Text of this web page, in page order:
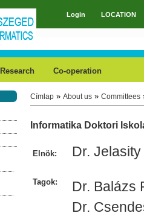
Main menu
Login LOCATION
Research Co-operation
You are here
Címlap » About us » Committees
Informatika Doktori
Elnök: Dr.
Tagok:
Dr. Balázs
Dr.